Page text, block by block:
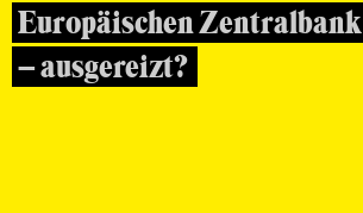
Europäischen Zentralbank
– ausgereizt?